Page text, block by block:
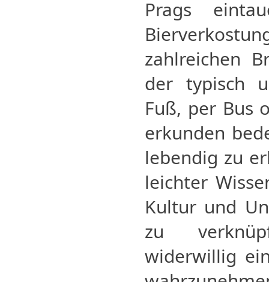
Prags
zahlreichen
der typisch
Fuß, per Bus
erkunden
lebendig zu
leichter
Kultur und
zu
widerwillig